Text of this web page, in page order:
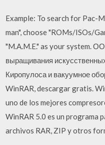
Example: To search for Pac-
man", choose "ROMs/ISOs/
"M.A.M.E." as your system.
выращивания
Киропулоса и вакуумное
WinRAR, descargar gratis.
uno de los mejores
WinRAR 5.0 es un programa
archivos RAR, ZIP y otros